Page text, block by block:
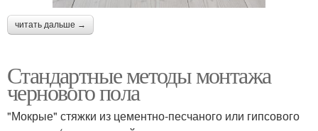
читать дальше →
Стандартные методы монтажа
чернового пола
"Мокрые" стяжки из цементно-песчаного или гипсового